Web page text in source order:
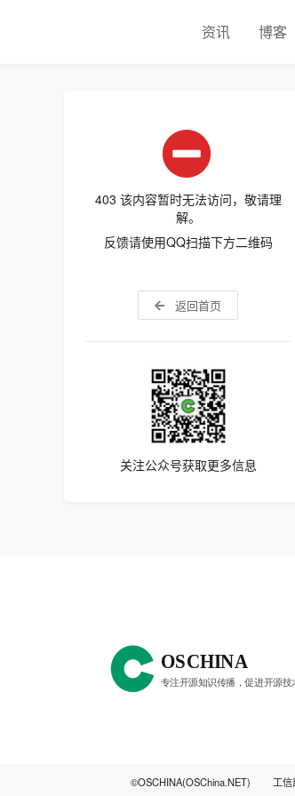
资讯 博客
403 该内容暂时无法访问，敬请理
解。
反馈请使用QQ扫描下方二维码
返回首页
关注公众号获取更多信息
©OSCHINA(OSChina.NET) 工信